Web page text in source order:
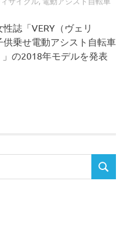
誌「VERY（ヴェリ
乗せ電動アシスト自転車
」の2018年モデルを発表
検